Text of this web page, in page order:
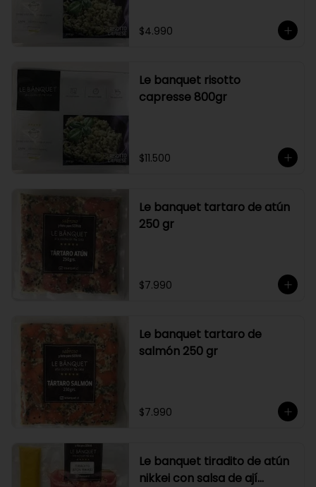
$4.990
Le banquet risotto
capresse 800gr
$11.500
Le banquet tartaro de atún
250 gr
$7.990
Le banquet tartaro de
salmón 250 gr
$7.990
Le banquet tiradito de atún
nikkei con salsa de ají